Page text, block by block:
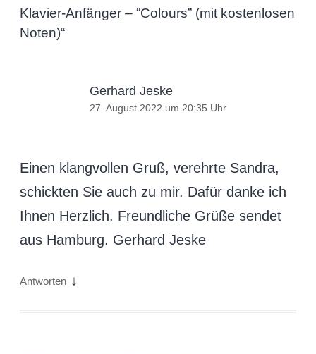
Klavier-Anfänger – “Colours” (mit kostenlosen
Noten)“
Gerhard Jeske
27. August 2022 um 20:35 Uhr
Einen klangvollen Gruß, verehrte Sandra,
schickten Sie auch zu mir. Dafür danke ich
Ihnen Herzlich. Freundliche Grüße sendet
aus Hamburg. Gerhard Jeske
Antworten ↓